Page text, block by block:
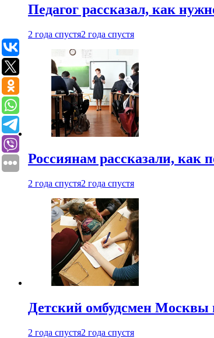
Педагог рассказал, как
2 года спустя2 года спустя
Россиянам рассказали, как
2 года спустя2 года спустя
Детский омбудсмен Москвы
2 года спустя2 года спустя